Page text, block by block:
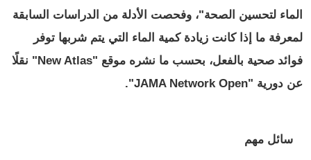
الماء لتحسين الصحة"، وفحصت الأدلة من الدراسات السابقة
لمعرفة ما إذا كانت زيادة كمية الماء التي يتم شربها توفر
فوائد صحية بالفعل، بحسب ما نشره موقع "New Atlas" نقلًا
عن دورية "JAMA Network Open".
سائل مهم